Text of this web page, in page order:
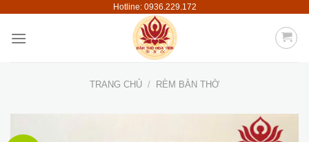
content
Hotline: 0936.229.172
TRANG CHỦ / RÈM BÀN THỜ